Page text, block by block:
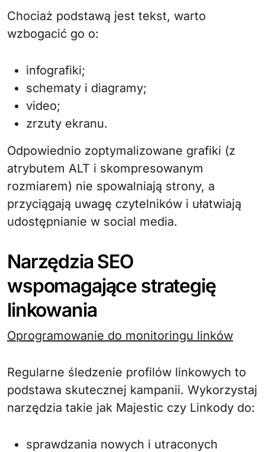
Chociaż podstawą jest tekst, warto
wzbogacić go o:
infografiki;
schematy i diagramy;
video;
zrzuty ekranu.
Odpowiednio zoptymalizowane grafiki (z
atrybutem ALT i skompresowanym
rozmiarem) nie spowalniają strony, a
przyciągają uwagę czytelników i ułatwiają
udostępnianie w social media.
Narzędzia SEO
wspomagające strategię
linkowania
Oprogramowanie do monitoringu linków
Regularne śledzenie profilów linkowych to
podstawa skutecznej kampanii. Wykorzystaj
narzędzia takie jak Majestic czy Linkody do:
sprawdzania nowych i utraconych